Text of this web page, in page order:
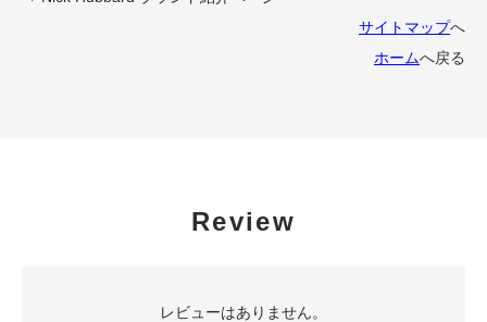
サイトマップへ
ホームへ戻る
Review
レビューはありません。